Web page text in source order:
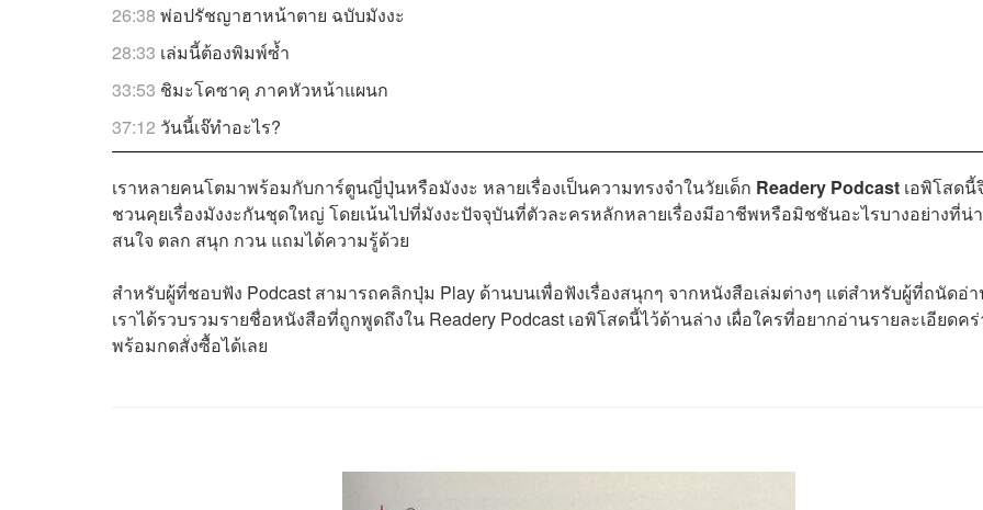
26:38 พ่อปรัชญาฮาหน้าตาย ฉบับมังงะ
28:33 เล่มนี้ต้องพิมพ์ซ้ำ
33:53 ชิมะโคซาคุ ภาคหัวหน้าแผนก
37:12 วันนี้เจ๊ทำอะไร?
เราหลายคนโตมาพร้อมกับการ์ตูนญี่ปุ่นหรือมังงะ หลายเรื่องเป็นความทรงจำในวัยเด็ก Readery Podcast เอพิโสดนี้
ชวนคุยเรื่องมังงะกันชุดใหญ่ โดยเน้นไปที่มังงะปัจจุบันที่ตัวละครหลักหลายเรื่องมีอาชีพหรือมิชชันอะไรบางอย่างที่น่า
สนใจ ตลก สนุก กวน แถมได้ความรู้ด้วย
สำหรับผู้ที่ชอบฟัง Podcast สามารถคลิกปุ่ม Play ด้านบนเพื่อฟังเรื่องสนุกๆ จากหนังสือเล่มต่างๆ แต่สำหรับผู้ที่ถนัดอ่
เราได้รวบรวมรายชื่อหนังสือที่ถูกพูดถึงใน Readery Podcast เอพิโสดนี้ไว้ด้านล่าง เผื่อใครที่อยากอ่านรายละเอียดค
พร้อมกดสั่งซื้อได้เลย